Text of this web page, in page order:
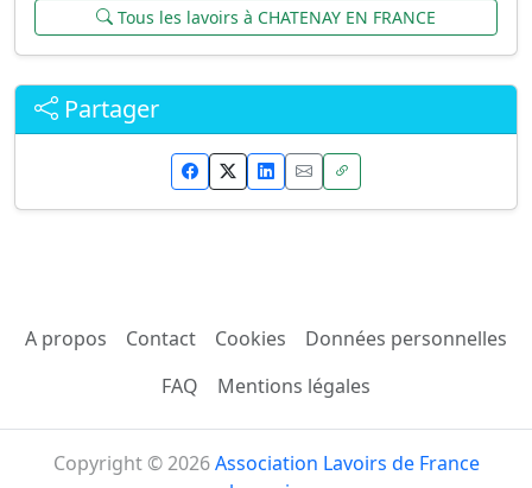
Tous les lavoirs à CHATENAY EN FRANCE
Partager
A propos Contact Cookies
Données personnelles
FAQ
Mentions légales
Copyright © 2026Association Lavoirs de France